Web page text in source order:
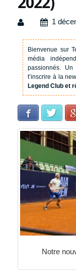
1
Bienvenue sur
média
passionnés.
t’inscrire à la
Legend Club et
Facebook Twitter
Notre